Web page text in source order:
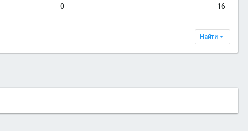
0 16
Найти